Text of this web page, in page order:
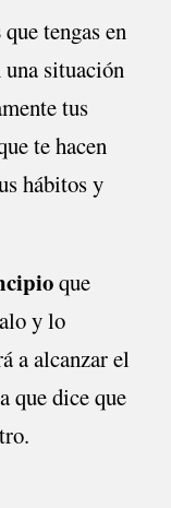
que tengas en
una situación
tus
te hacen
hábitos y
que
y lo
a alcanzar el
que dice que